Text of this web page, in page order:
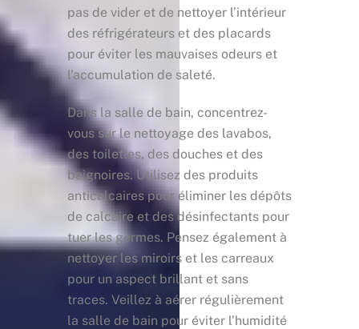
pas de vider et de nettoyer l’intérieur
des réfrigérateurs et des placards
pour éviter les mauvaises odeurs et
l’accumulation de saleté.
Dans la salle de bain, concentrez-
vous sur le nettoyage des lavabos,
des toilettes, des douches et des
baignoires. Utilisez des produits
anticalcaires pour éliminer les dépôts
de calcaire et des désinfectants pour
tuer les germes. Pensez également à
nettoyer les miroirs et les carreaux
pour un aspect brillant et sans
traces. Veillez à aérer régulièrement
la salle de bain pour éviter l’humidité